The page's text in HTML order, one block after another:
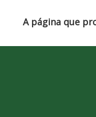
A página que